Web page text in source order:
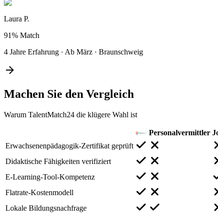
Laura P.
91% Match
4 Jahre Erfahrung · Ab März · Braunschweig
Machen Sie den Vergleich
Warum TalentMatch24 die klügere Wahl ist
Personalvermittler
Erwachsenenpädagogik-Zertifikat geprüft
Didaktische Fähigkeiten verifiziert
E-Learning-Tool-Kompetenz
Flatrate-Kostenmodell
Lokale Bildungsnachfrage